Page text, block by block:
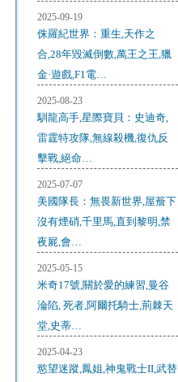
2025-09-19
侏羅紀世界：重生,天作之
合,28年毀滅倒數,萬王之王,獵
金·遊戲,F1電…
2025-08-23
馴龍高手,星際寶貝：史迪奇,
雷霆特攻隊,無線殺機,復仇反
擊戰,絕命…
2025-07-07
美國隊長：無畏新世界,屋簷下
沒有煙硝,千里馬,直到黎明,禁
夜屍,會…
2025-05-15
米奇17號,關於愛的練習,曼谷
淪陷, 死者,阿爾托騎士,荊棘天
堂,史蒂…
2025-04-23
慾望迷蹤,鳳姐,神鬼戰士II,武替